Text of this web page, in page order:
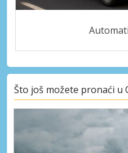
Što još možete pronaći u